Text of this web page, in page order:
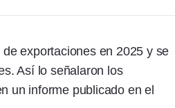
exportaciones en 2025 y se
Así lo señalaron los
un informe publicado en el